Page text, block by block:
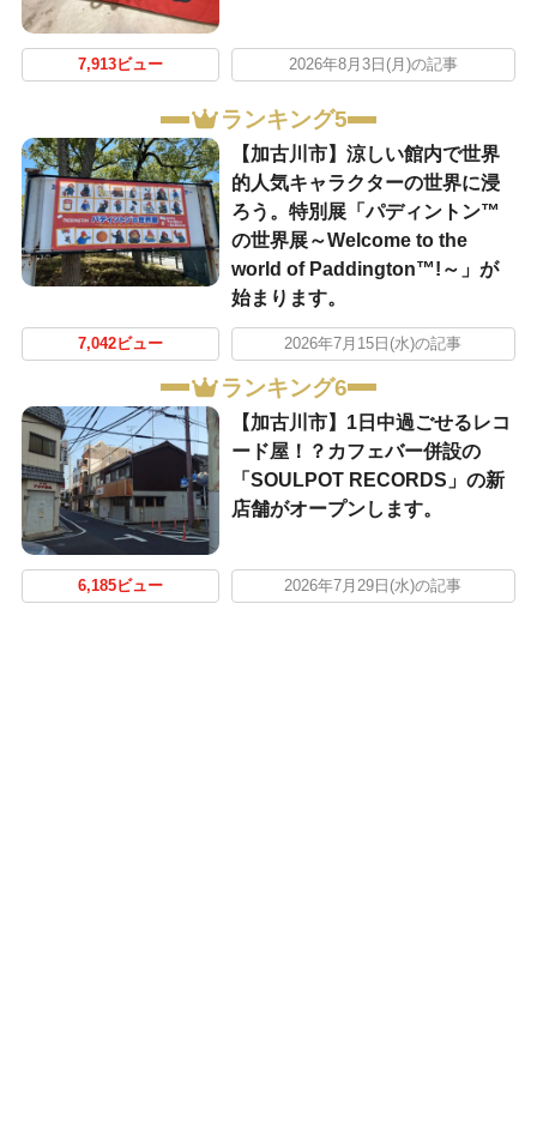
7,913ビュー 2026年8月3日(月)の記事
ランキング5
【加古川市】涼しい館内で世界
的人気キャラクターの世界に浸
ろう。特別展「パディントン™
の世界展～Welcome to the
world of Paddington™!～」が
始まります。
7,042ビュー 2026年7月15日(水)の記事
ランキング6
【加古川市】1日中過ごせるレコ
ード屋！？カフェバー併設の
「SOULPOT RECORDS」の新
店舗がオープンします。
6,185ビュー 2026年7月29日(水)の記事